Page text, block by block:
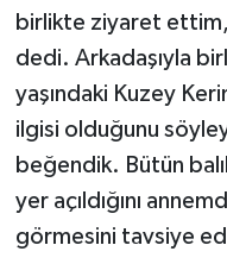
birlikte ziyaret
dedi. Arkadaşıyla
yaşındaki Kuzey
ilgisi olduğunu
beğendik. Bütün
yer açıldığını
görmesini tavsiye